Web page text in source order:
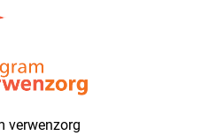
verwenzorg